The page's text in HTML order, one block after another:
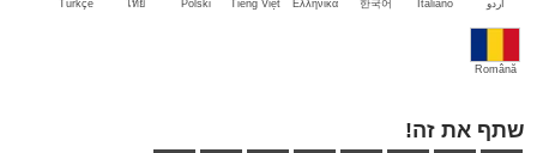
اُردو Italiano
한국어
Ελληνικά
Tiếng Việt
Polski
ไทย
Türkçe
Română
שתף את זה!